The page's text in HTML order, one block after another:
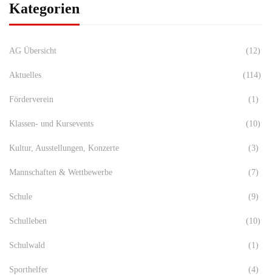
Kategorien
AG Übersicht (12)
Aktuelles (114)
Förderverein (1)
Klassen- und Kursevents (10)
Kultur, Ausstellungen, Konzerte (3)
Mannschaften & Wettbewerbe (7)
Schule (9)
Schulleben (10)
Schulwald (1)
Sporthelfer (4)